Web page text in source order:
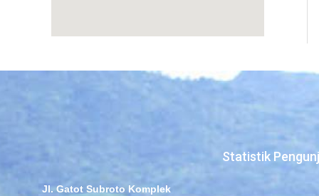
Jl. Gatot Subroto Komplek
Statistik